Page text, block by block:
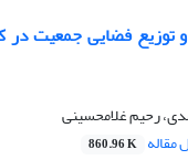
فضایی جمعیت در
رحیم غلامحسینی
مقاله 860.96 K